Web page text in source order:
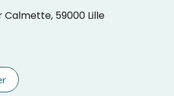
Calmette, 59000 Lille